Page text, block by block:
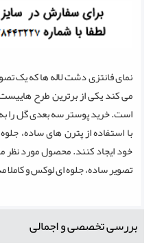
نمای فانتزی دشت لاله ها که یک
می کند یکی از برترین طرح
است. خرید پوستر سه بعدی گل را
با استفاده از پترن های ساده،
خود ایجاد کنند. محصول مورد نظر
تصویر ساده، جلوه ای لوکس و کاملا
بررسی تخصصی و اجمالی